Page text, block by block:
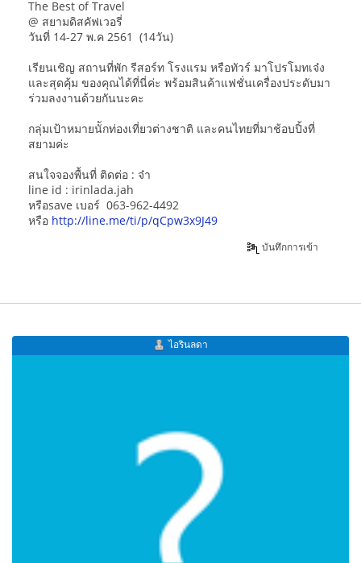
The Best of Travel
@ สยามดิสคัฟเวอรี่
วันที่ 14-27 พ.ค 2561 (14วัน)
เรียนเชิญ สถานที่พัก รีสอร์ท โรงแรม หรือทัวร์ มาโปรโมทเจ๋ง
และสุดคุ้ม ของคุณได้ที่นี่ค่ะ พร้อมสินค้าแฟชั่นเครื่องประดับมา
ร่วมลงงานด้วยกันนะคะ
กลุ่มเป้าหมายนัักท่องเที่ยวต่างชาติ และคนไทยที่มาช้อบปิ้งที่
สยามค่ะ
สนใจจองพื้นที่ ติดต่อ : จ๋า
line id : irinlada.jah
หรือsave เบอร์ 063-962-4492
หรือ http://line.me/ti/p/qCpw3x9J49
บันทึกการเข้า
ไอรินลดา